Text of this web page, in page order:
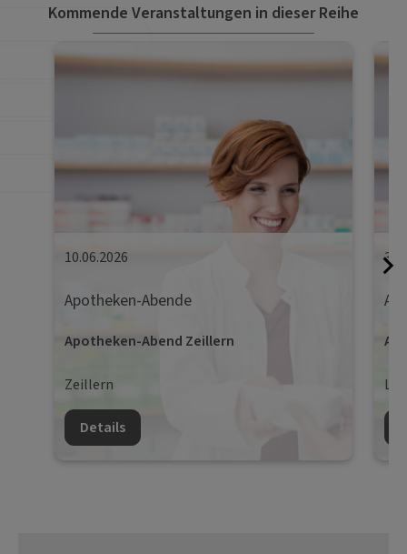
Kommende Veranstaltungen in dieser Reihe
10.06.2026
Apotheken-Abende
Apotheken-Abend Zeillern
Zeillern
Details